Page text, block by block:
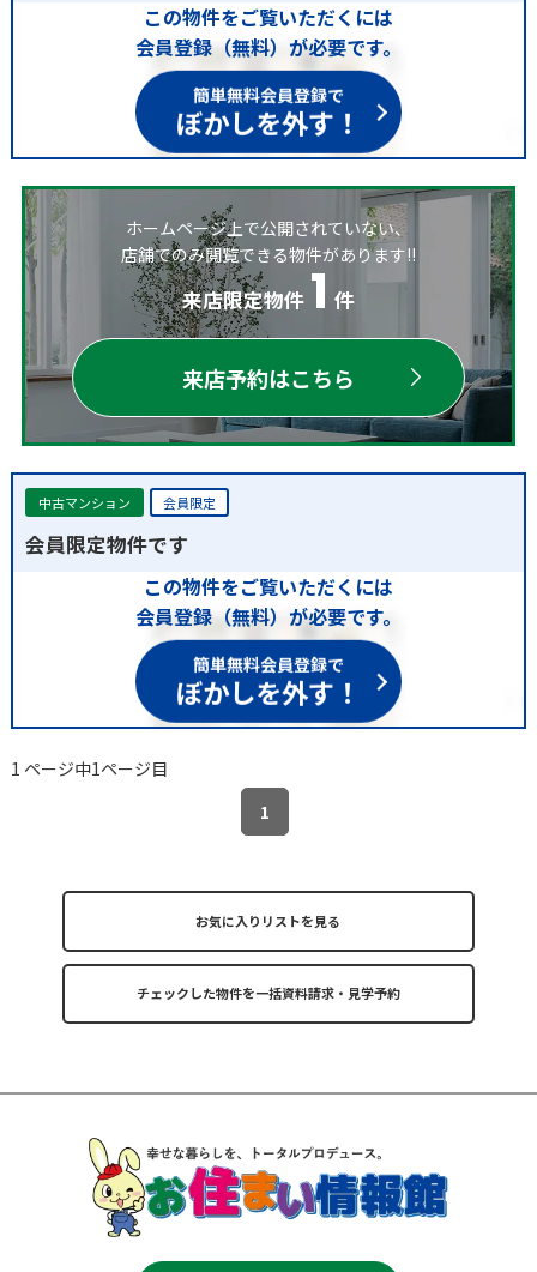
この物件をご覧いただくには
会員登録（無料）が必要です。
簡単無料会員登録で
ぼかしを外す！
ホームページ上で公開されていない、
店舗でのみ閲覧できる物件があります!!
来店限定物件 1 件
来店予約はこちら
中古マンション 会員限定
会員限定物件です
この物件をご覧いただくには
会員登録（無料）が必要です。
簡単無料会員登録で
ぼかしを外す！
1 ページ中1ページ目
1
お気に入りリストを見る